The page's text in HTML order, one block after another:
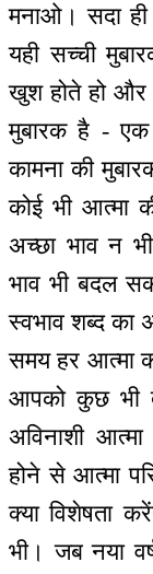
मनाओ। सदा ही
यही सच्ची
खुश होते हो और
मुबारक है -
कामना की
कोई भी आत्मा
अच्छा भाव न
भाव भी बदल
स्वभाव शब्द का
समय हर आत्मा
आपको कुछ भी
अविनाशी
होने से आत्मा
क्या विशेषता
भी। जब नया